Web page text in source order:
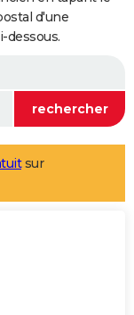
d'une
dessous.
sur